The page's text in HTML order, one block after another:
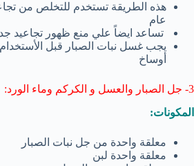
هذه الطريقة تستخدم للتخلص من
عام
تساعد ايضاً علي منع ظهور تجاعيد
يجب غسل نبات الصبار قبل
أوساخ
3- جل الصبار والعسل و الكركم وماء الورد:
المكونات:
معلقة واحدة من جل نبات الصبار
معلقة واحدة لبن